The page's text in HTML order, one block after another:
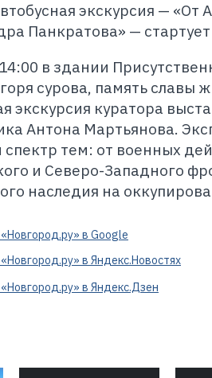
экскурсия — «От
Панкратова» —
в здании
сурова, память славы
экскурсия куратора
Антона Мартьянова.
тем: от военных
и Северо-Западного
наследия на
в Google
в Яндекс.Новостях
в Яндекс.Дзен